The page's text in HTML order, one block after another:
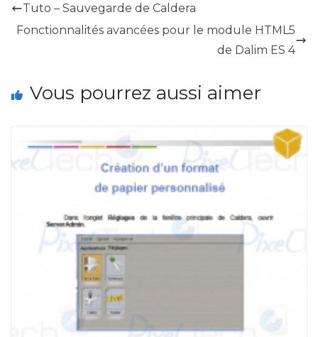
Tuto – Sauvegarde de Caldera
Fonctionnalités avancées pour le module HTML5
de Dalim ES 4
Vous pourrez aussi aimer